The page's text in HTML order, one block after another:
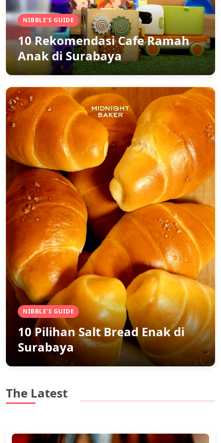
NIBBLE'S GUIDE
10 Rekomendasi Cafe Ramah
Anak di Surabaya
NIBBLE'S GUIDE
10 Pilihan Salt Bread Enak di
Surabaya
The Latest